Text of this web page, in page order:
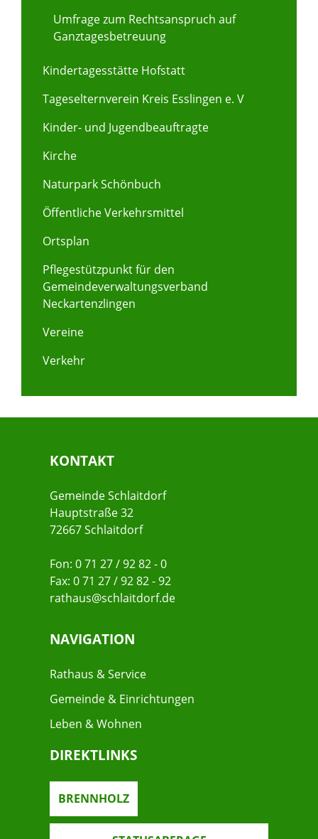
Umfrage zum Rechtsanspruch auf
Ganztagesbetreuung
Kindertagesstätte Hofstatt
Tageselternverein Kreis Esslingen e. V
Kinder- und Jugendbeauftragte
Kirche
Naturpark Schönbuch
Öffentliche Verkehrsmittel
Ortsplan
Pflegestützpunkt für den
Gemeindeverwaltungsverband
Neckartenzlingen
Vereine
Verkehr
KONTAKT
Gemeinde Schlaitdorf
Hauptstraße 32
72667 Schlaitdorf
Fon: 0 71 27 / 92 82 - 0
Fax: 0 71 27 / 92 82 - 92
rathaus@schlaitdorf.de
NAVIGATION
Rathaus & Service
Gemeinde & Einrichtungen
Leben & Wohnen
DIREKTLINKS
BRENNHOLZ